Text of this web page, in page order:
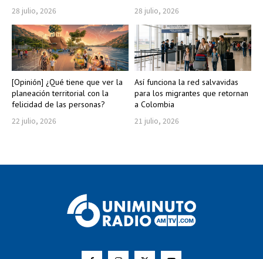
28 julio, 2026 28 julio, 2026
[Opinión] ¿Qué tiene que ver la
planeación territorial con la
felicidad de las personas?
22 julio, 2026
Así funciona la red salvavidas
para los migrantes que retornan
a Colombia
21 julio, 2026